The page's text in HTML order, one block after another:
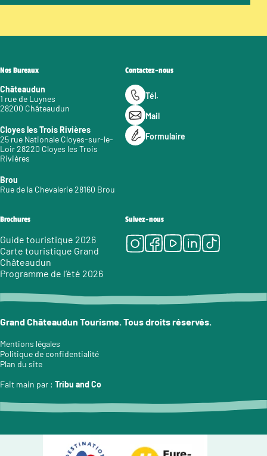
Nos Bureaux
Châteaudun
1 rue de Luynes
28200 Châteaudun
Cloyes les Trois Rivières
25 rue Nationale Cloyes-sur-le-
Loir 28220 Cloyes les Trois
Rivières
Brou
Rue de la Chevalerie 28160 Brou
Contactez-nous
Tél.
Mail
Formulaire
Brochures
Guide touristique 2026
Carte touristique Grand
Châteaudun
Programme de l’été 2026
Suivez-nous
Instagram
Facebook
Youtube
LinkedIn
Tiktok
Grand Châteaudun Tourisme. Tous droits réservés.
Mentions légales
Politique de confidentialité
Plan du site
Fait main par : Tribu and Co